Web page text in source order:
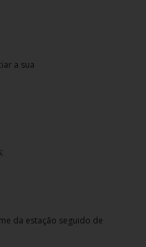
a sua
da estação seguido de